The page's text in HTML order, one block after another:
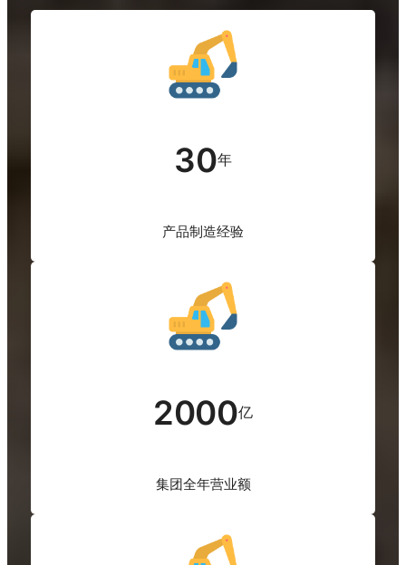
全
30年
产品制造经验
2000亿
集团全年营业额